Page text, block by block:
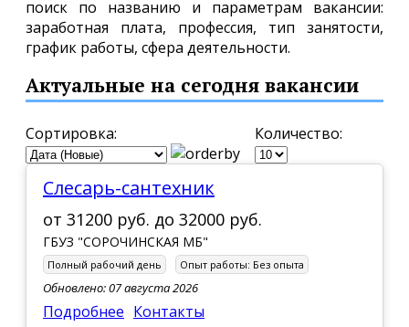
поиск по названию и параметрам вакансии:
заработная плата, профессия, тип занятости,
график работы, сфера деятельности.
Актуальные на сегодня вакансии
Сортировка: Количество:
слесарь-сантехник
от 31200 руб. до 32000 руб.
ГБУЗ "СОРОЧИНСКАЯ МБ"
Полный рабочий день Опыт работы: Без опыта
Обновлено: 07 августа 2026
Подробнее Контакты